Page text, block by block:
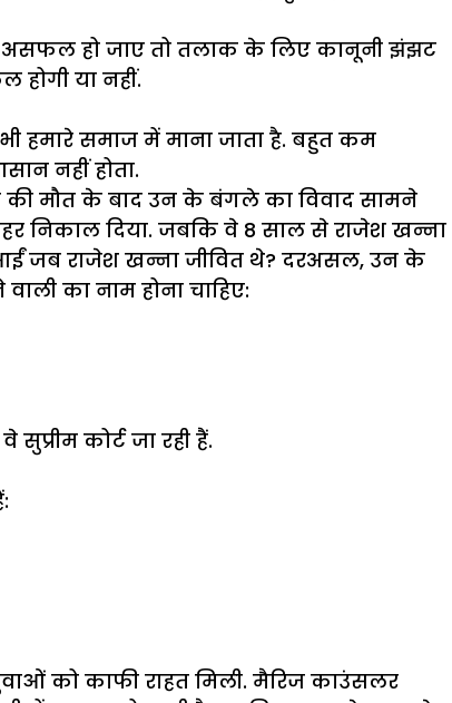
असफल हो जाए तो तलाक के लिए कानूनी झंझट
या नहीं.
हमारे समाज में माना जाता है. बहुत कम
नहीं होता.
की मौत के बाद उन के बंगले का विवाद सामने
निकाल दिया. जबकि वे 8 साल से राजेश खन्ना
जब राजेश खन्ना जीवित थे? दरअसल, उन के
का नाम होना चाहिए:
कोर्ट जा रही हैं.
को काफी राहत मिली. मैरिज काउंसलर